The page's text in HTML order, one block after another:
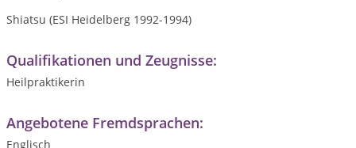
Shiatsu (ESI Heidelberg 1992-1994)
Qualifikationen und Zeugnisse:
Heilpraktikerin
Angebotene Fremdsprachen:
Englisch